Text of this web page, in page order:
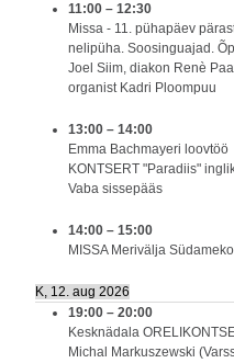
11:00 – 12:30
Missa - 11. pühapäev
nelipüha. Soosinguajad.
Joel Siim, diakon Renè
organist Kadri Ploompuu
13:00 – 14:00
Emma Bachmayeri loovtöö
KONTSERT "Paradiis"
Vaba sissepääs
14:00 – 15:00
MISSA Merivälja
K, 12. aug 2026
19:00 – 20:00
Kesknädala
Michal Markuszewski